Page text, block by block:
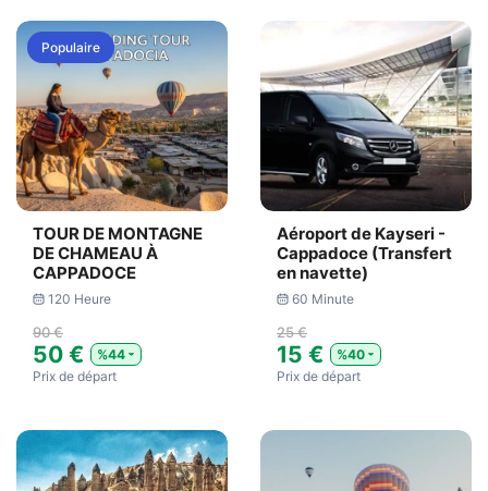
Populaire
TOUR DE MONTAGNE
DE CHAMEAU À
CAPPADOCE
120 Heure
90 €
50 €
%44
Prix ​​de départ
Aéroport de Kayseri -
Cappadoce (Transfert
en navette)
60 Minute
25 €
15 €
%40
Prix ​​de départ